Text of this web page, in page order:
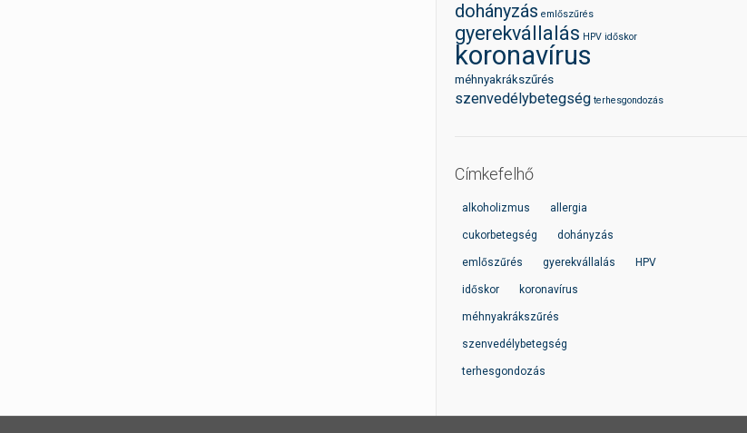
dohányzás emlőszűrés
gyerekvállalás HPV időskor
koronavírus
méhnyakrákszűrés
szenvedélybetegség terhesgondozás
Címkefelhő
alkoholizmus allergia
cukorbetegség dohányzás
emlőszűrés gyerekvállalás HPV
időskor koronavírus
méhnyakrákszűrés
szenvedélybetegség
terhesgondozás